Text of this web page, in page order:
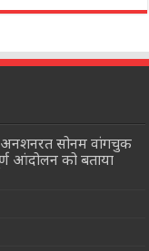
सोनम वांगचुक
आंदोलन को बताया